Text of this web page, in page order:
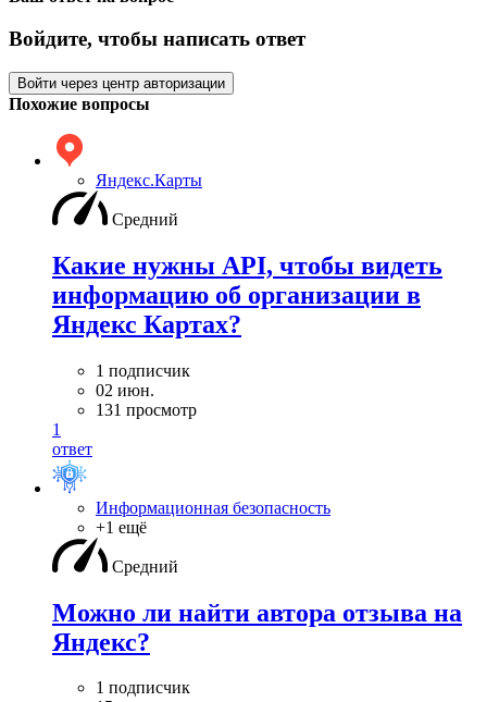
Войдите, чтобы написать ответ
Войти через центр авторизации
Похожие вопросы
Яндекс.Карты
Средний
Какие нужны API, чтобы видеть
информацию об организации в
Яндекс Картах?
1 подписчик
02 июн.
131 просмотр
1
ответ
Информационная безопасность
+1 ещё
Средний
Можно ли найти автора отзыва на
Яндекс?
1 подписчик